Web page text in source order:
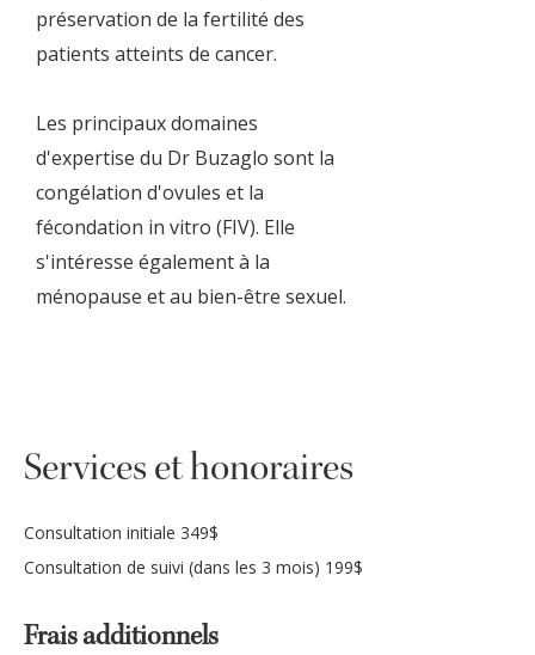
préservation de la fertilité des
patients atteints de cancer.
Les principaux domaines
d'expertise du Dr Buzaglo sont la
congélation d'ovules et la
fécondation in vitro (FIV). Elle
s'intéresse également à la
ménopause et au bien-être sexuel.
Services et honoraires
Consultation initiale 349$
Consultation de suivi (dans les 3 mois) 199$
Frais additionnels